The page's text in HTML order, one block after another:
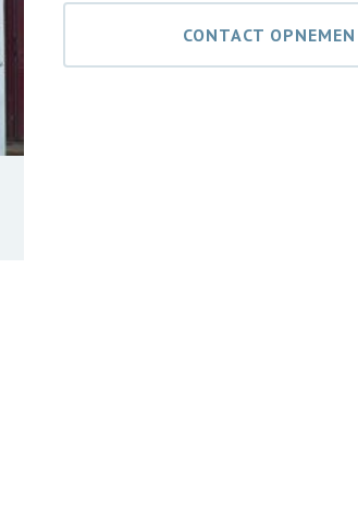
CONTACT OPNEMEN